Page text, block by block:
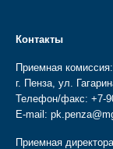
Контакты
Приемная комиссия:
г. Пенза, ул.
Телефон/факс: +7-
E-mail:
Приемная